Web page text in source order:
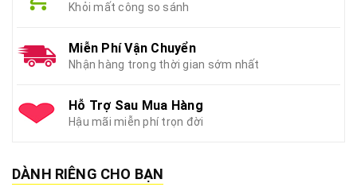
Khỏi mất công so sánh
Miễn Phí Vận Chuyển
Nhận hàng trong thời gian sớm nhất
Hỗ Trợ Sau Mua Hàng
Hậu mãi miễn phí trọn đời
DÀNH RIÊNG CHO BẠN